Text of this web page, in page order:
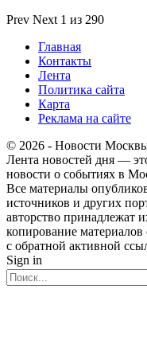
Prev Next 1 из 290
Главная
Контакты
Лента
Политика сайта
Карта
Реклама на сайте
© 2026 - Новости
Лента новостей дня —
новости о событиях в
Все материалы
источников и других
авторство принадлежат
копирование материалов
с обратной активной
Sign in